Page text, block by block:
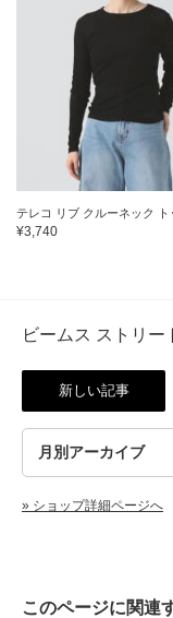
テレコ リブ クルーネック ト
¥3,740
ビームス ストリー
新しい記事
» ショップ詳細ページへ
このページに関連